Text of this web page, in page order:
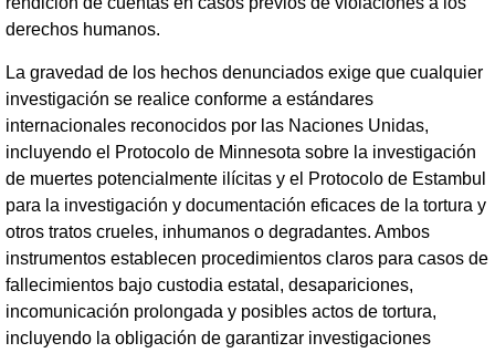
derechos humanos.
La gravedad de los hechos denunciados exige que cualquier
investigación se realice conforme a estándares
internacionales reconocidos por las Naciones Unidas,
incluyendo el Protocolo de Minnesota sobre la investigación
de muertes potencialmente ilícitas y el Protocolo de Estambul
para la investigación y documentación eficaces de la tortura y
otros tratos crueles, inhumanos o degradantes. Ambos
instrumentos establecen procedimientos claros para casos de
fallecimientos bajo custodia estatal, desapariciones,
incomunicación prolongada y posibles actos de tortura,
incluyendo la obligación de garantizar investigaciones